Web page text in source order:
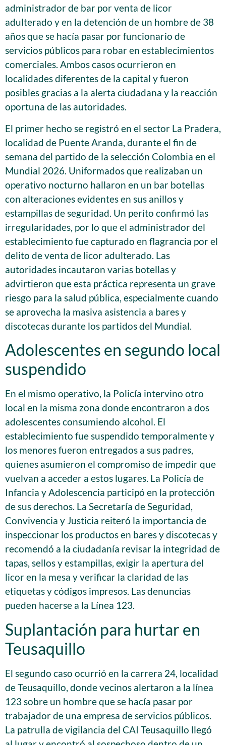
administrador de bar por venta de licor
adulterado y en la detención de un hombre de 38
años que se hacía pasar por funcionario de
servicios públicos para robar en establecimientos
comerciales. Ambos casos ocurrieron en
localidades diferentes de la capital y fueron
posibles gracias a la alerta ciudadana y la reacción
oportuna de las autoridades.
El primer hecho se registró en el sector La Pradera,
localidad de Puente Aranda, durante el fin de
semana del partido de la selección Colombia en el
Mundial 2026. Uniformados que realizaban un
operativo nocturno hallaron en un bar botellas
con alteraciones evidentes en sus anillos y
estampillas de seguridad. Un perito confirmó las
irregularidades, por lo que el administrador del
establecimiento fue capturado en flagrancia por el
delito de venta de licor adulterado. Las
autoridades incautaron varias botellas y
advirtieron que esta práctica representa un grave
riesgo para la salud pública, especialmente cuando
se aprovecha la masiva asistencia a bares y
discotecas durante los partidos del Mundial.
Adolescentes en segundo local
suspendido
En el mismo operativo, la Policía intervino otro
local en la misma zona donde encontraron a dos
adolescentes consumiendo alcohol. El
establecimiento fue suspendido temporalmente y
los menores fueron entregados a sus padres,
quienes asumieron el compromiso de impedir que
vuelvan a acceder a estos lugares. La Policía de
Infancia y Adolescencia participó en la protección
de sus derechos. La Secretaría de Seguridad,
Convivencia y Justicia reiteró la importancia de
inspeccionar los productos en bares y discotecas y
recomendó a la ciudadanía revisar la integridad de
tapas, sellos y estampillas, exigir la apertura del
licor en la mesa y verificar la claridad de las
etiquetas y códigos impresos. Las denuncias
pueden hacerse a la Línea 123.
Suplantación para hurtar en
Teusaquillo
El segundo caso ocurrió en la carrera 24, localidad
de Teusaquillo, donde vecinos alertaron a la línea
123 sobre un hombre que se hacía pasar por
trabajador de una empresa de servicios públicos.
La patrulla de vigilancia del CAI Teusaquillo llegó